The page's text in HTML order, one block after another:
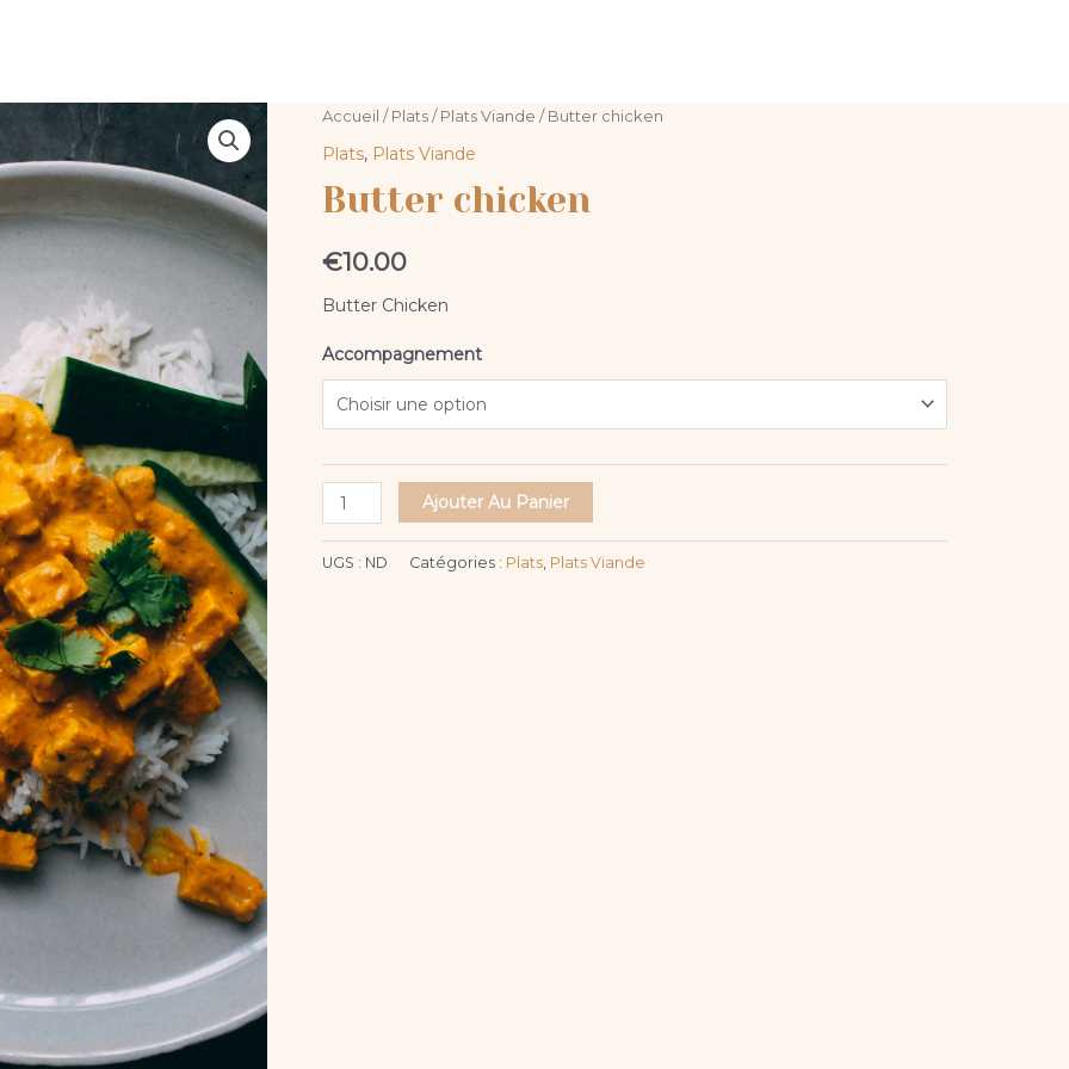
Accueil / Plats/ Plats Viande / Butter chicken
Plats, Plats Viande
Butter chicken
€10.00
Butter Chicken
Accompagnement
quantité
de
chicken
Ajouter Au Panier
UGS : ND Catégories : Plats, Plats Viande